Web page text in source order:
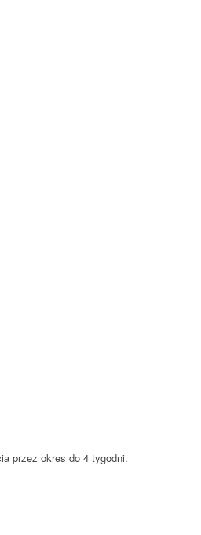
przez okres do 4 tygodni.